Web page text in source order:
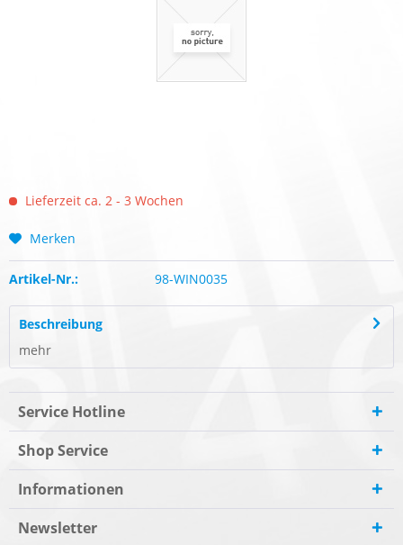
Lieferzeit ca. 2 - 3 Wochen
Merken
Artikel-Nr.: 98-WIN0035
Beschreibung
mehr
Service Hotline
Shop Service
Informationen
Newsletter